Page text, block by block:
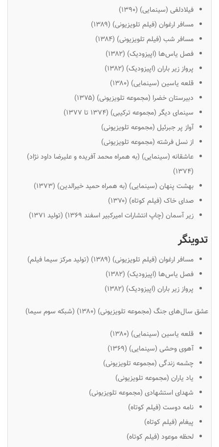
فیلادلفی (سینمایی) (۱۳۹۰)
مسافر ارغوان (فیلم تلویزیونی) (۱۳۸۹)
مسافر شب (فیلم تلویزیونی) (۱۳۸۴)
فصل یاس‌ها (اپیزودیک) (۱۳۸۲)
پرواز زیر باران (اپیزودیک) (۱۳۸۲)
قلعه یاسین (سینمایی) (۱۳۸۰)
دبیرستان خضرا (مجموعه تلویزیونی) (۱۳۷۵)
سینمای دیگر (مجموعه ترکیبی) (۱۳۷۴ تا ۱۳۷۷)
آواز پر جبرئیل (مجموعه تلویزیونی)
از نسل فرشته (مجموعه تلویزیونی)
عاشقانه (سینمایی) (به همراه محمد آفریده و علیرضا داود نژاد)
(۱۳۷۴)
بهشت پنهان (سینمایی) (به همراه حمید خیرالدین) (۱۳۷۳)
صدای خاک (فیلم کوتاه) (۱۳۷۰)
زیر آسمان (چاپ انتشارات امیرکبیر اسفند ۱۳۶۹) (تولید ۱۳۷۱)
تدوینگر
مسافر ارغوان (فیلم تلویزیونی) (۱۳۸۹) (تولید مرکز سیما فیلم)
فصل یاس‌ها (اپیزودیک) (۱۳۸۲)
پرواز زیر باران (اپیزودیک) (۱۳۸۲)
عشق سال‌های جنگ (مجموعه تلویزیونی) (۱۳۸۰) (شبکه سوم سیما)
قلعه یاسین (سینمایی) (۱۳۸۰)
آهوی وحشی (سینمایی) (۱۳۶۹)
چشمه زندگی (مجموعه تلویزیونی)
یاد یاران (مجموعه تلویزیونی)
شهدای استشهادی (مجموعه تلویزیونی)
نامه دوست (فیلم کوتاه)
پیغام (فیلم کوتاه)
لحظه موعود (فیلم کوتاه)